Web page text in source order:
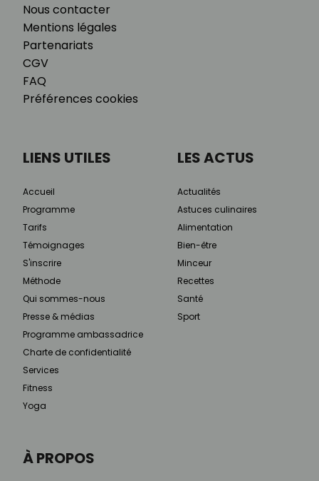
Nous contacter
Mentions légales
Partenariats
CGV
FAQ
Préférences cookies
À PROPOS
LIENS UTILES
Accueil
Programme
Tarifs
Témoignages
S'inscrire
Méthode
Qui sommes-nous
Presse & médias
Programme ambassadrice
Charte de confidentialité
Services
Fitness
Yoga
LES ACTUS
Actualités
Astuces culinaires
Alimentation
Bien-être
Minceur
Recettes
Santé
Sport